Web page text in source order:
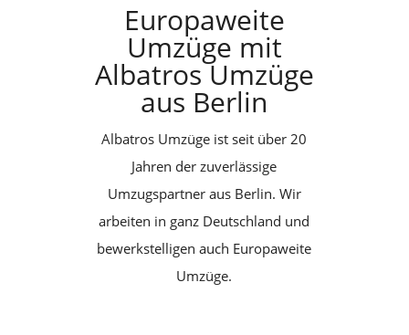
Europaweite
Umzüge mit
Albatros Umzüge
aus Berlin
Albatros Umzüge ist seit über 20
Jahren der zuverlässige
Umzugspartner aus Berlin. Wir
arbeiten in ganz Deutschland und
bewerkstelligen auch Europaweite
Umzüge.